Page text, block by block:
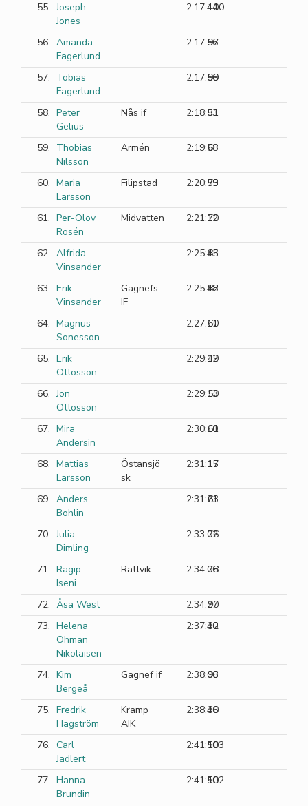
55. Joseph
Jones
2:17:44
100
56. Amanda
Fagerlund
2:17:56
97
57. Tobias
Fagerlund
2:17:56
99
58. Peter
Gelius
Nås if 2:18:53
31
59. Thobias
Nilsson
Armén 2:19:58
6
60. Maria
Larsson
Filipstad 2:20:59
73
61. Per-Olov
Rosén
Midvatten 2:21:12
70
62. Alfrida
Vinsander
2:25:45
83
63. Erik
Vinsander
Gagnefs
IF
2:25:48
82
64. Magnus
Sonesson
2:27:11
60
65. Erik
Ottosson
2:29:12
49
66. Jon
Ottosson
2:29:13
50
67. Mira
Andersin
2:30:10
61
68. Mattias
Larsson
Östansjö
sk
2:31:15
17
69. Anders
Bohlin
2:31:21
63
70. Julia
Dimling
2:33:02
76
71. Ragip
Iseni
Rättvik 2:34:06
78
72. Åsa West 2:34:27
90
73. Helena
Öhman
Nikolaisen
2:37:40
32
74. Kim
Bergeå
Gagnef if 2:38:06
93
75. Fredrik
Hagström
Kramp
AIK
2:38:46
30
76. Carl
Jadlert
2:41:50
103
77. Hanna
Brundin
2:41:50
102